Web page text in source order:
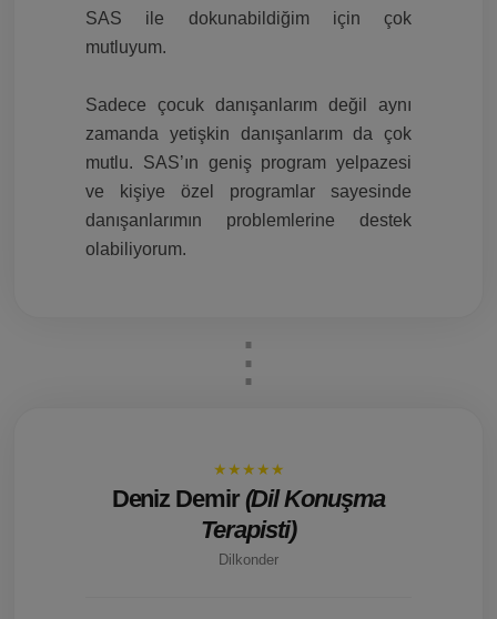
SAS ile dokunabildiğim için çok
mutluyum.
Sadece çocuk danışanlarım değil aynı
zamanda yetişkin danışanlarım da çok
mutlu. SAS’ın geniş program yelpazesi
ve kişiye özel programlar sayesinde
danışanlarımın problemlerine destek
olabiliyorum.
★★★★★
Deniz Demir (Dil Konuşma
Terapisti)
Dilkonder